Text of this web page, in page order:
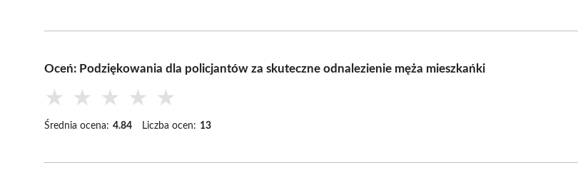
Oceń: Podziękowania dla policjantów za skuteczne odnalezienie męża mieszkańki
★ ★ ★ ★ ★
Średnia ocena: 4.84 Liczba ocen: 13